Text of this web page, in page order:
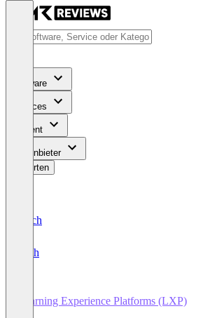
Software
Services
Content
Für Anbieter
Bewerten
Deutsch
English
Learning Experience Platforms (LXP)